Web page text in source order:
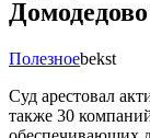
Полезноеbekst
Суд арестовал
также 30